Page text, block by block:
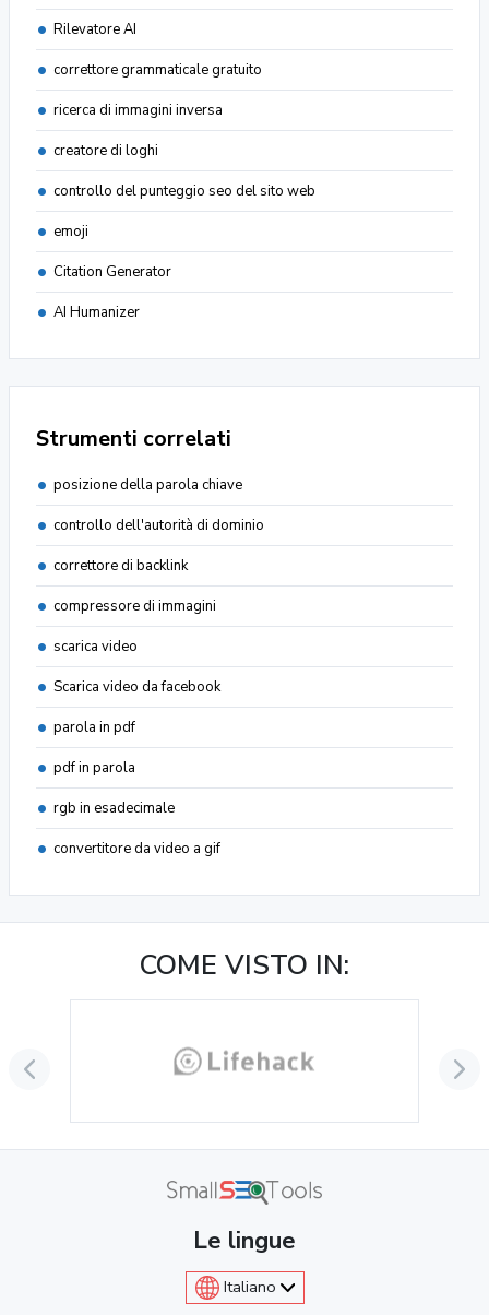
Rilevatore AI
correttore grammaticale gratuito
ricerca di immagini inversa
creatore di loghi
controllo del punteggio seo del sito web
emoji
Citation Generator
AI Humanizer
Strumenti correlati
posizione della parola chiave
controllo dell'autorità di dominio
correttore di backlink
compressore di immagini
scarica video
Scarica video da facebook
parola in pdf
pdf in parola
rgb in esadecimale
convertitore da video a gif
COME VISTO IN:
Le lingue
Italiano